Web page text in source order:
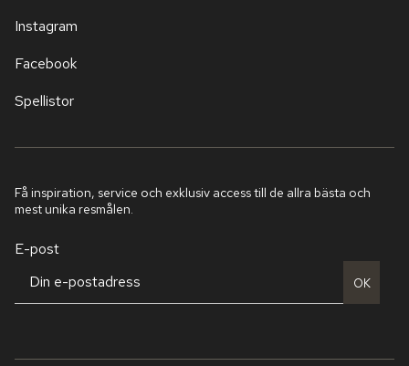
Instagram
Facebook
Spellistor
Få inspiration, service och exklusiv access till de allra bästa och
mest unika resmålen.
E-post
OK